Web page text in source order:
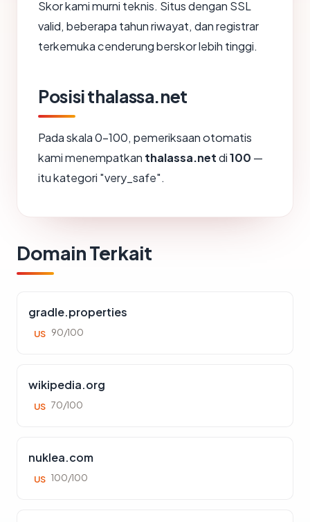
Skor kami murni teknis. Situs dengan SSL
valid, beberapa tahun riwayat, dan registrar
terkemuka cenderung berskor lebih tinggi.
Posisi thalassa.net
Pada skala 0-100, pemeriksaan otomatis
kami menempatkan thalassa.netdi100 —
itu kategori "very_safe".
Domain Terkait
gradle.properties
US 90/100
wikipedia.org
US 70/100
nuklea.com
US 100/100